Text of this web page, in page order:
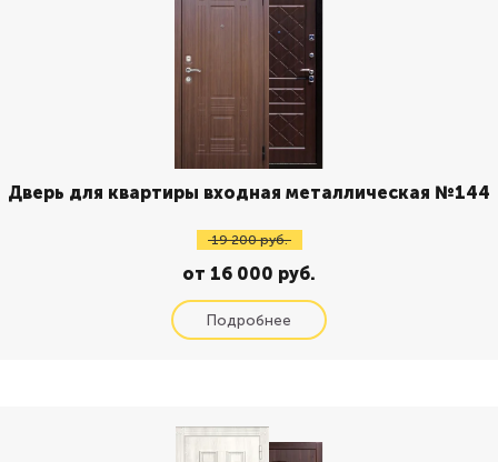
Дверь для квартиры входная металлическая №144
19 200 руб.
от 16 000 руб.